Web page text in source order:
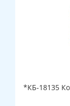
*КБ-18135